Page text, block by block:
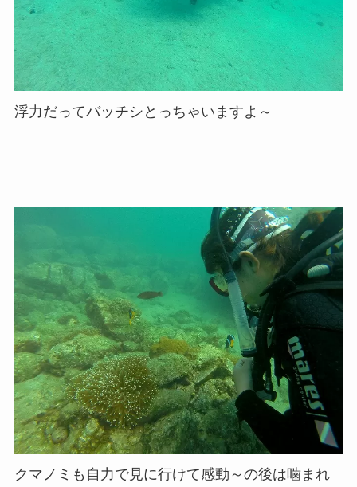
浮力だってバッチシとっちゃいますよ～
クマノミも自力で見に行けて感動～の後は噛まれ